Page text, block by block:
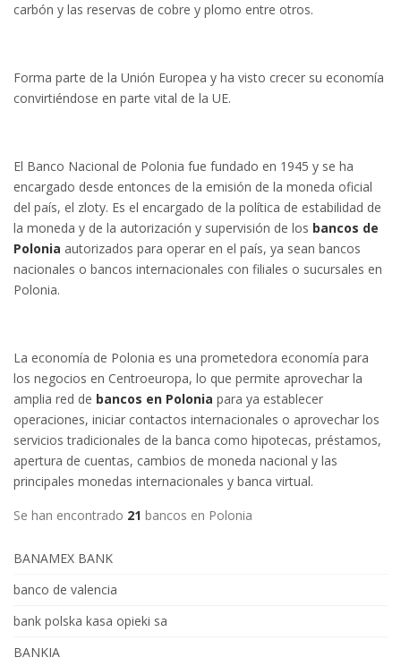
carbón y las reservas de cobre y plomo entre otros.
Forma parte de la Unión Europea y ha visto crecer su economía
convirtiéndose en parte vital de la UE.
El Banco Nacional de Polonia fue fundado en 1945 y se ha
encargado desde entonces de la emisión de la moneda oficial
del país, el zloty. Es el encargado de la política de estabilidad de
la moneda y de la autorización y supervisión de los bancos de
Polonia autorizados para operar en el país, ya sean bancos
nacionales o bancos internacionales con filiales o sucursales en
Polonia.
La economía de Polonia es una prometedora economía para
los negocios en Centroeuropa, lo que permite aprovechar la
amplia red de bancos en Polonia para ya establecer
operaciones, iniciar contactos internacionales o aprovechar los
servicios tradicionales de la banca como hipotecas, préstamos,
apertura de cuentas, cambios de moneda nacional y las
principales monedas internacionales y banca virtual.
Se han encontrado 21 bancos en Polonia
BANAMEX BANK
banco de valencia
bank polska kasa opieki sa
BANKIA